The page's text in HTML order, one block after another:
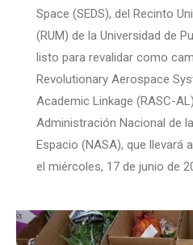
Space (SEDS), del Recinto
(RUM) de la Universidad de
listo para revalidar como
Revolutionary Aerospace
Academic Linkage (RASC-
Administración Nacional de
Espacio (NASA), que llevará
el miércoles, 17 de junio de